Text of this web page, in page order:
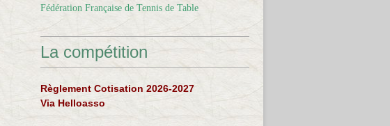
Fédération Française de Tennis de Table
La compétition
Règlement Cotisation 2026-2027
Via Helloasso